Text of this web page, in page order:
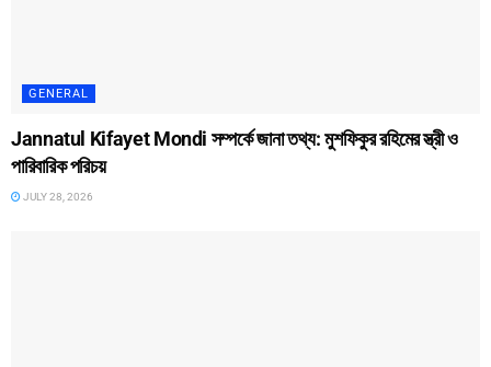
GENERAL
Jannatul Kifayet Mondi সম্পর্কে জানা তথ্য: মুশফিকুর রহিমের স্ত্রী ও
পারিবারিক পরিচয়
JULY 28, 2026